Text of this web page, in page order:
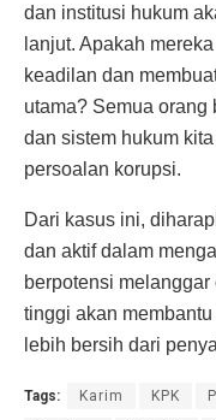
dan institusi hukum
lanjut. Apakah
keadilan dan
utama? Semua orang
dan sistem hukum
persoalan korupsi.
Dari kasus ini,
dan aktif dalam
berpotensi
tinggi akan
lebih bersih dari
Tags: Karim KPK